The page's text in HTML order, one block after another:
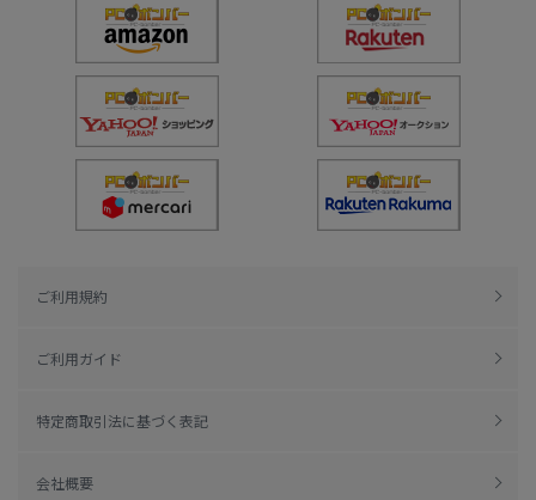
ご利用規約
ご利用ガイド
特定商取引法に基づく表記
会社概要